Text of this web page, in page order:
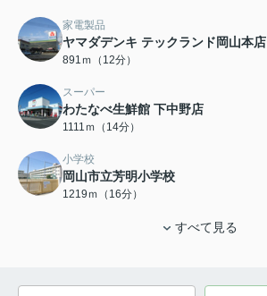
家電製品
ヤマダデンキ テックランド岡山本店
891ｍ（12分）
スーパー
わたなべ生鮮館 下中野店
1111ｍ（14分）
小学校
岡山市立芳明小学校
1219ｍ（16分）
すべて見る